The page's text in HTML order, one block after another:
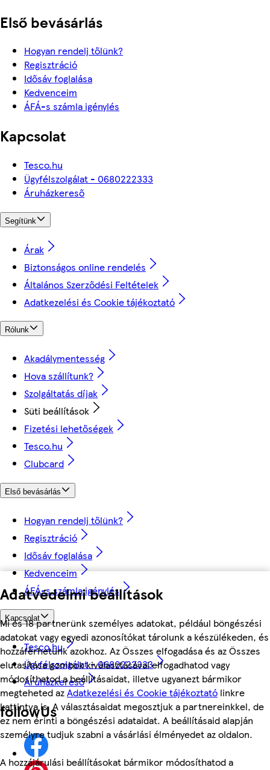
Adatvédelmi beállítások
Mi és 18 partnerünk személyes adatokat, például böngészési
adatokat vagy egyedi azonosítókat tárolunk a készülékeden, és
hozzáférhetünk azokhoz. Az Összes elfogadása és az Összes
elutasítása gombok kiválasztásával elfogadhatod vagy
módosíthatod a beállításaidat, illetve ugyanezt bármikor
megteheted azAdatkezelési és Cookie tájékoztató linkre
kattintva is. A választásaidat megosztjuk a partnereinkkel, de
ez nem érinti a böngészési adataidat. A beállításaid alapján
személyre tudjuk szabni a vásárlási élményedet az oldalon.
A hozzájárulási beállításokat bármikor módosíthatod a
Első bevásárlás
Hogyan rendelj tőlünk?
Regisztráció
Idősáv foglalása
Kedvenceim
ÁFÁ-s számla igénylés
Kapcsolat
Tesco.hu
Ügyfélszolgálat - 0680222333
Áruházkereső
Segítünk
Árak
Biztonságos online rendelés
Általános Szerződési Feltételek
Adatkezelési és Cookie tájékoztató
Rólunk
Akadálymentesség
Hova szállítunk?
Szolgáltatás díjak
Süti beállítások
Fizetési lehetőségek
Tesco.hu
Clubcard
Első bevásárlás
Hogyan rendelj tőlünk?
Regisztráció
Idősáv foglalása
Kedvenceim
ÁFÁ-s számla igénylés
Kapcsolat
Tesco.hu
Ügyfélszolgálat - 0680222333
Áruházkereső
followUs